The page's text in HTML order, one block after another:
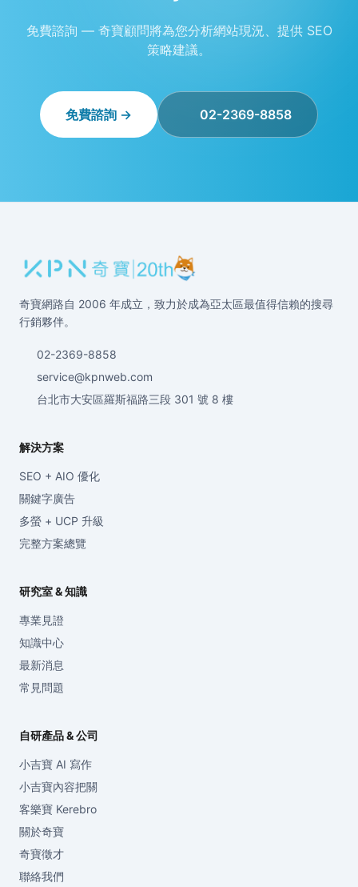
免費諮詢 — 奇寶顧問將為您分析網站現況、提供 SEO
策略建議。
免費諮詢 → 02-2369-8858
奇寶網路自 2006 年成立，致力於成為亞太區最值得信賴的搜尋
行銷夥伴。
02-2369-8858
service@kpnweb.com
台北市大安區羅斯福路三段 301 號 8 樓
解決方案
SEO + AIO 優化
關鍵字廣告
多螢 + UCP 升級
完整方案總覽
研究室 & 知識
專業見證
知識中心
最新消息
常見問題
自研產品 & 公司
小吉寶 AI 寫作
小吉寶內容把關
客樂寶 Kerebro
關於奇寶
奇寶徵才
聯絡我們